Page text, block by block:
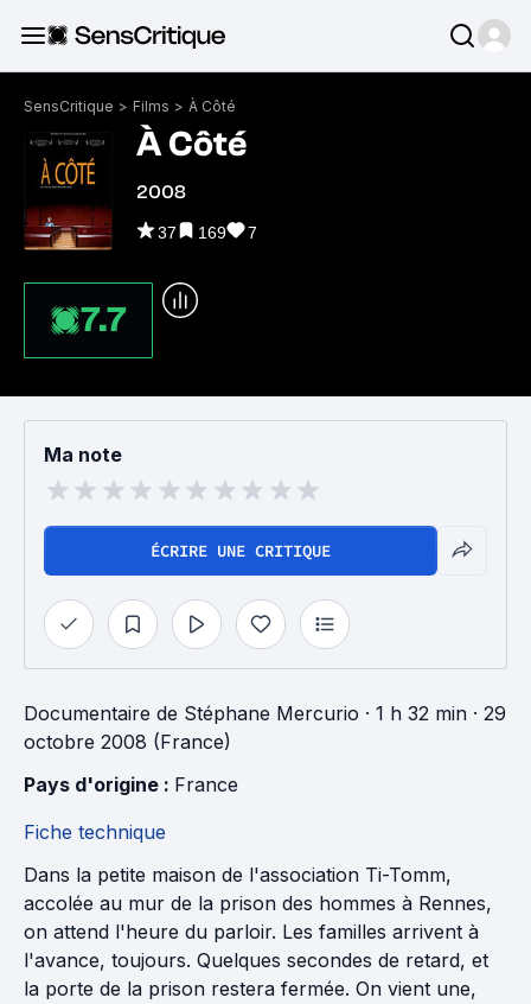
SensCritique > Films > À Côté
À Côté
2008
37 169 7
7.7
Ma note
ÉCRIRE UNE CRITIQUE
Documentaire de Stéphane Mercurio · 1 h 32 min · 29
octobre 2008 (France)
Pays d'origine : France
Fiche technique
Dans la petite maison de l'association Ti-Tomm,
accolée au mur de la prison des hommes à Rennes,
on attend l'heure du parloir. Les familles arrivent à
l'avance, toujours. Quelques secondes de retard, et
la porte de la prison restera fermée. On vient une,